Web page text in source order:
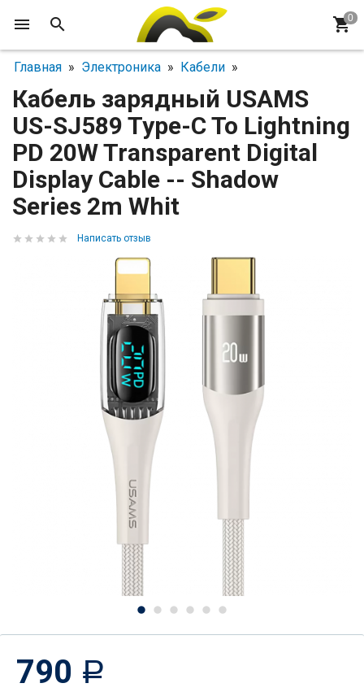
Главная » Электроника » Кабели »
Кабель зарядный USAMS
US-SJ589 Type-C To Lightning
PD 20W Transparent Digital
Display Cable -- Shadow
Series 2m Whit
Написать отзыв
790 Р